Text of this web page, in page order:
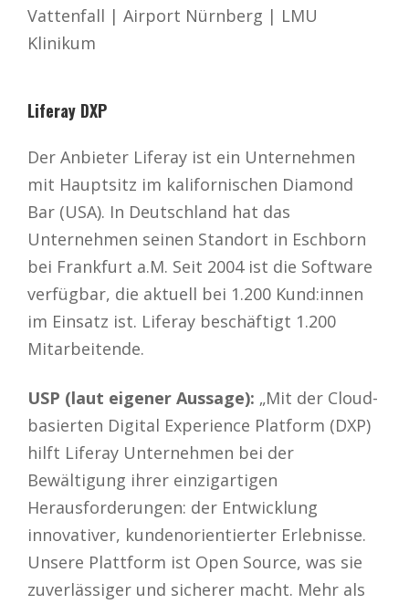
Vattenfall | Airport Nürnberg | LMU
Klinikum
Liferay DXP
Der Anbieter Liferay ist ein Unternehmen
mit Hauptsitz im kalifornischen Diamond
Bar (USA). In Deutschland hat das
Unternehmen seinen Standort in Eschborn
bei Frankfurt a.M. Seit 2004 ist die Software
verfügbar, die aktuell bei 1.200 Kund:innen
im Einsatz ist. Liferay beschäftigt 1.200
Mitarbeitende.
USP (laut eigener Aussage): „Mit der Cloud-
basierten Digital Experience Platform (DXP)
hilft Liferay Unternehmen bei der
Bewältigung ihrer einzigartigen
Herausforderungen: der Entwicklung
innovativer, kundenorientierter Erlebnisse.
Unsere Plattform ist Open Source, was sie
zuverlässiger und sicherer macht. Mehr als